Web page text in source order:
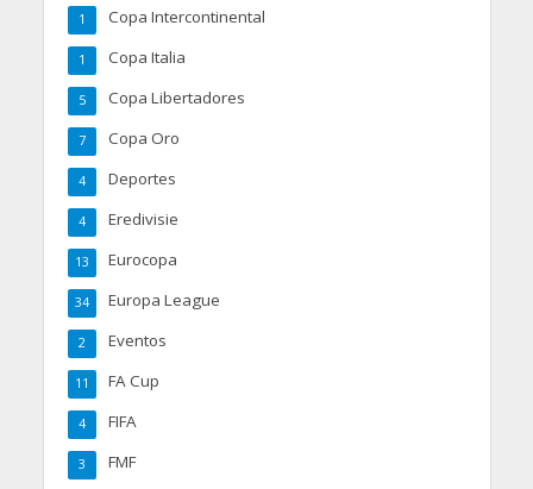
Copa Intercontinental
1
Copa Italia
1
Copa Libertadores
5
Copa Oro
7
Deportes
4
Eredivisie
4
Eurocopa
13
Europa League
34
Eventos
2
FA Cup
11
FIFA
4
FMF
3